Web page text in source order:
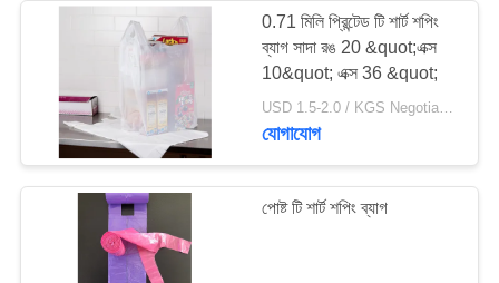
0.71 মিলি প্রিন্টেড টি শার্ট শপিং
ব্যাগ সাদা রঙ 20 &quot;এক্স
10&quot; এক্স 36 &quot;
USD 1.5-2.0 / KGS Negotiable MOQ:1000KGS
যোগাযোগ
পোষ্ট টি শার্ট শপিং ব্যাগ